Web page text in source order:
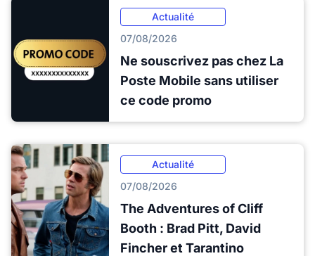
Actualité
07/08/2026
Ne souscrivez pas chez La
Poste Mobile sans utiliser
ce code promo
Actualité
07/08/2026
The Adventures of Cliff
Booth : Brad Pitt, David
Fincher et Tarantino